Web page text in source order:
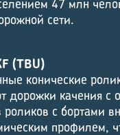
47 млн
сети.
(TBU)
конические
качения с
с бортами
профилем,